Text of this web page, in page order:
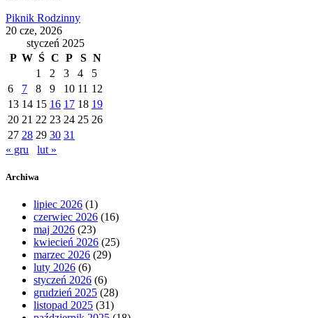
Piknik Rodzinny
20 cze, 2026
styczeń 2025
P W Ś C P S N
1
2 3 4
5
6
7 8 9 10 11 12
13 14 15 16 17 18 19
20 21 22 23 24 25 26
27 28 29 30 31
« gru
lut »
Archiwa
lipiec 2026 (1)
czerwiec 2026 (16)
maj 2026 (23)
kwiecień 2026 (25)
marzec 2026 (29)
luty 2026 (6)
styczeń 2026 (6)
grudzień 2025 (28)
listopad 2025 (31)